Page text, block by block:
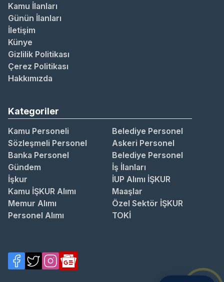
Kamu İlanları
Günün İlanları
İletişim
Künye
Gizlilik Politikası
Çerez Politikası
Hakkımızda
Kategoriler
Kamu Personeli
Belediye Personel
Sözleşmeli Personel
Askeri Personel
Banka Personel
Belediye Personel
Gündem
İş İlanları
İşkur
İUP Alımı İŞKUR
Kamu İŞKUR Alımı
Maaşlar
Memur Alımı
Özel Sektör İŞKUR
Personel Alımı
TOKİ